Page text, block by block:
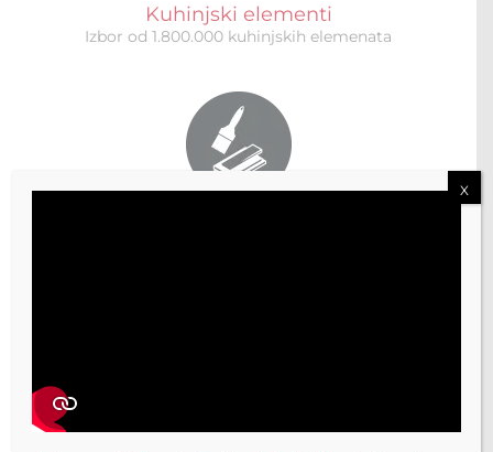
Kuhinjski elementi
Izbor od 1.800.000 kuhinjskih elemenata
X